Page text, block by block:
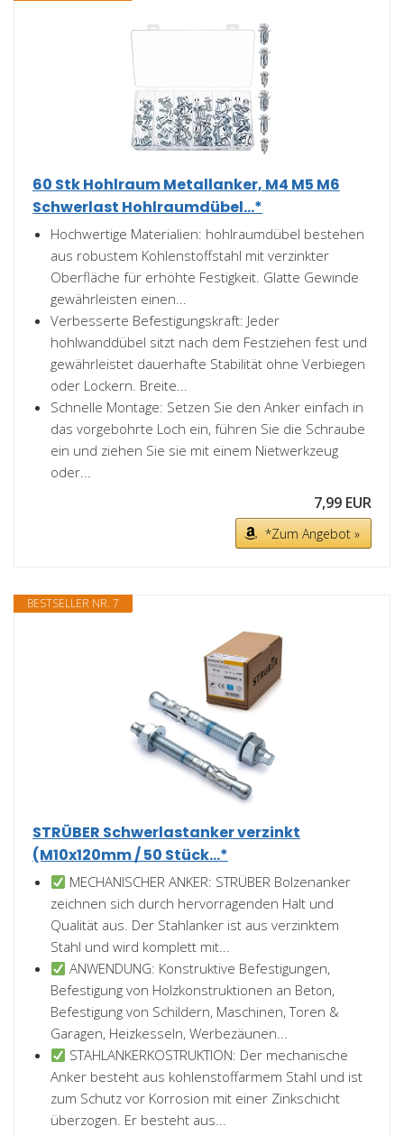
60 Stk Hohlraum Metallanker, M4 M5 M6
Schwerlast Hohlraumdübel...*
Hochwertige Materialien: hohlraumdübel bestehen
aus robustem Kohlenstoffstahl mit verzinkter
Oberfläche für erhöhte Festigkeit. Glatte Gewinde
gewährleisten einen...
Verbesserte Befestigungskraft: Jeder
hohlwanddübel sitzt nach dem Festziehen fest und
gewährleistet dauerhafte Stabilität ohne Verbiegen
oder Lockern. Breite...
Schnelle Montage: Setzen Sie den Anker einfach in
das vorgebohrte Loch ein, führen Sie die Schraube
ein und ziehen Sie sie mit einem Nietwerkzeug
oder...
7,99 EUR
*Zum Angebot »
BESTSELLER NR. 7
STRÜBER Schwerlastanker verzinkt
(M10x120mm / 50 Stück...*
MECHANISCHER ANKER: STRÜBER Bolzenanker
zeichnen sich durch hervorragenden Halt und
Qualität aus. Der Stahlanker ist aus verzinktem
Stahl und wird komplett mit...
ANWENDUNG: Konstruktive Befestigungen,
Befestigung von Holzkonstruktionen an Beton,
Befestigung von Schildern, Maschinen, Toren &
Garagen, Heizkesseln, Werbezäunen...
STAHLANKERKOSTRUKTION: Der mechanische
Anker besteht aus kohlenstoffarmem Stahl und ist
zum Schutz vor Korrosion mit einer Zinkschicht
überzogen. Er besteht aus...